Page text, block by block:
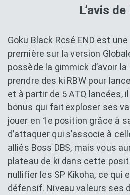
L’avis de
Goku Black Rosé END est
première sur la version
possède la gimmick d’avoir
prendre des ki RBW pour
et à partir de 5 ATQ lancées,
bonus qui fait exploser ses
jouer en 1e position grâce à
d’attaquer qui s’associe à
alliés Boss DBS, mais vous
plateau de ki dans cette
nullifier les SP Kikoha, ce qui
défensif. Niveau valeurs ses